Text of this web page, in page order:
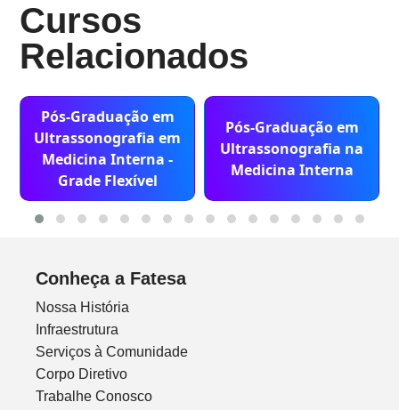
Cursos
Relacionados
Pós-Graduação em
Ultrassonografia em
Medicina Interna -
Grade Flexível
Pós-Graduação em
Ultrassonografia na
Medicina Interna
Conheça a Fatesa
Nossa História
Infraestrutura
Serviços à Comunidade
Corpo Diretivo
Trabalhe Conosco